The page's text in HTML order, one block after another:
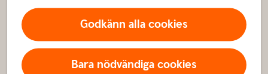
Godkänn alla cookies
Bara nödvändiga cookies
Sidfot
Hitta snabbt
Kundservice
Spärrhjälp